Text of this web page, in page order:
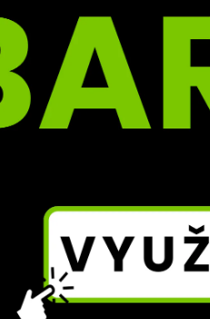
hra
dostupných informací
Hovoří se o tom, že by
by znamenalo, že
Alex
divize.